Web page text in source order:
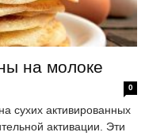
на молоке
0
сухих активированных
активации. Эти